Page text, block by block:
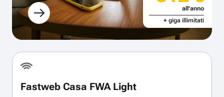
all'anno
+ giga illimitati
Fastweb Casa FWA Light